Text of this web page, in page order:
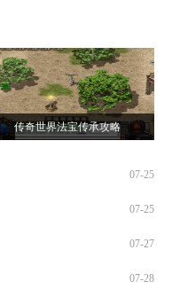
传奇世界法宝传承攻略
07-25
07-25
07-27
07-28